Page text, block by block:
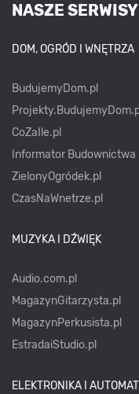
NASZE SERWISY
DOM, OGRÓD I WNĘTRZA
BudujemyDom.pl
CoZaIle.pl
Informator Budownictwa
ZielonyOgródek.pl
CzasNaWnetrze.pl
MUZYKA I DŹWIĘK
Audio.com.pl
MagazynGitarzysta.pl
MagazynPerkusista.pl
EstradaiStudio.pl
ELEKTRONIKA I